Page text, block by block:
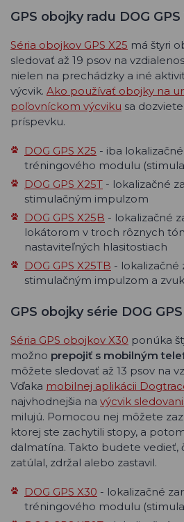
GPS obojky radu DOG GPS
Séria obojkov GPS X25 má štyri
sledovať až 19 psov na
nielen na prechádzky a iné
výcvik. Ako používať obojky na
poľovníckom výcviku sa
príspevku.
DOG GPS X25 - iba
tréningového modulu
DOG GPS X25T - lokalizačné
stimulačným impulzom
DOG GPS X25B - lokalizačné
lokátorom v troch rôznych
nastaviteľných hlasitostiach
DOG GPS X25TB - lokalizačné
stimulačným impulzom a
GPS obojky série DOG
Séria GPS obojkov X30 ponúka
možno prepojiť s mobilným
môžete sledovať až 13 psov na
Vďaka mobilnej aplikácii
najvhodnejšia na výcvik
milujú. Pomocou nej môžete
ktorej ste zachytili stopy, a
dalmatína. Takto budete vedieť,
zatúlal, zdržal alebo zastavil.
DOG GPS X30 - lokalizačné
tréningového modulu